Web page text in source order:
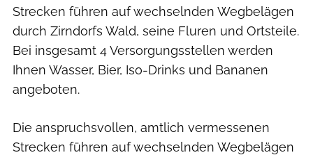
Strecken führen auf wechselnden Wegbelägen
durch Zirndorfs Wald, seine Fluren und Ortsteile.
Bei insgesamt 4 Versorgungsstellen werden
Ihnen Wasser, Bier, Iso-Drinks und Bananen
angeboten.
Die anspruchsvollen, amtlich vermessenen
Strecken führen auf wechselnden Wegbelägen